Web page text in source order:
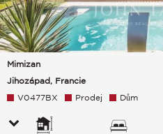
Mimizan
Jihozápad, Francie
V0477BX Prodej Dům